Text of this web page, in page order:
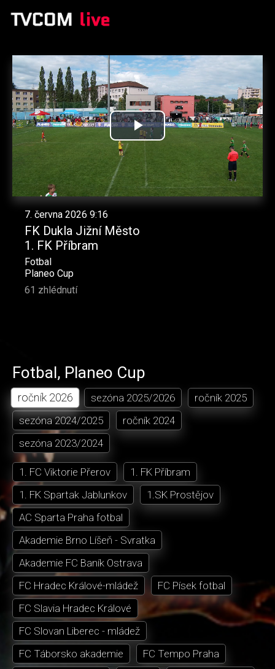
Přehrát
video
7. června 2026 9:16
FK Dukla Jižní Město
1. FK Příbram
Fotbal
Planeo Cup
61 zhlédnutí
Fotbal, Planeo Cup
ročník 2026 sezóna 2025/2026 ročník 2025
sezóna 2024/2025 ročník 2024
sezóna 2023/2024
1. FC Viktorie Přerov
1. FK Příbram
1. FK Spartak Jablunkov
1.SK Prostějov
AC Sparta Praha fotbal
Akademie Brno Líšeň - Svratka
Akademie FC Baník Ostrava
FC Hradec Králové-mládež
FC Písek fotbal
FC Slavia Hradec Králové
FC Slovan Liberec - mládež
FC Táborsko akademie
FC Tempo Praha